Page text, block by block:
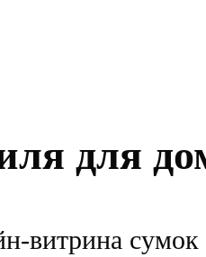
для
витрина сумок